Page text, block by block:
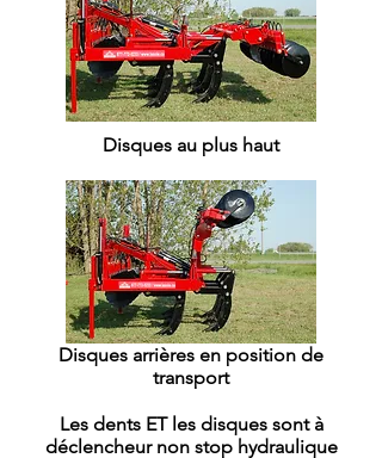
Disques au plus haut
Disques arrières en position de
transport
Les dents ET les disques sont à
déclencheur non stop hydraulique